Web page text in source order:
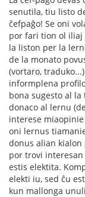
senutila, tiu listo
ĉefpaĝo! Se oni
por fari tion ol iliaj
la liston per la
de la monato
(vortaro,
informplena
bona sugesto al
donaco al lernu
interese
oni lernus
donus alian
por trovi
estis elektita.
elekti iu, sed ĉu
kun mallonga